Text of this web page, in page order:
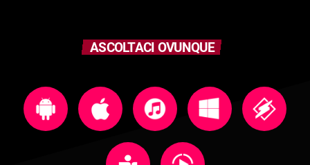
ASCOLTACI OVUNQUE